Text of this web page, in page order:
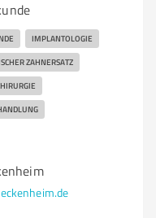
IMPLANTOLOGIE
ZAHNERSATZ